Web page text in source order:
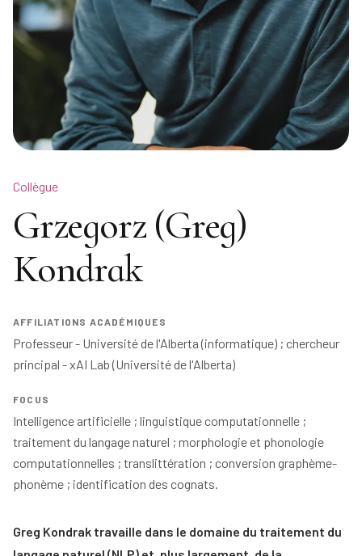
Collègue
Grzegorz (Greg)
Kondrak
AFFILIATIONS ACADÉMIQUES
Professeur - Université de l'Alberta (informatique) ; chercheur
principal - xAI Lab (Université de l'Alberta)
FOCUS
Intelligence artificielle ; linguistique computationnelle ;
traitement du langage naturel ; morphologie et phonologie
computationnelles ; translittération ; conversion graphème-
phonème ; identification des cognats.
Greg Kondrak travaille dans le domaine du traitement du